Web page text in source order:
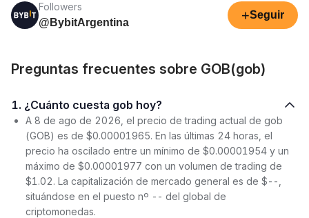
Followers
@BybitArgentina
+Seguir
Preguntas frecuentes sobre GOB(gob)
1. ¿Cuánto cuesta gob hoy?
A 8 de ago de 2026, el precio de trading actual de gob
(GOB) es de $0.00001965. En las últimas 24 horas, el
precio ha oscilado entre un mínimo de $0.00001954 y un
máximo de $0.00001977 con un volumen de trading de
$1.02. La capitalización de mercado general es de $--,
situándose en el puesto nº -- del global de
criptomonedas.